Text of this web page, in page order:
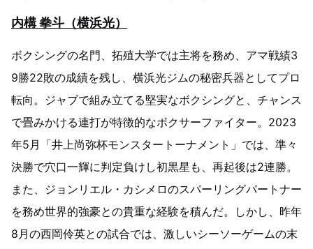
内構 拳斗（横浜光）
ボクシングの名門、拓殖大学では主将を務め、アマ戦績3
9勝22敗の成績を残し、横浜光ジムの秘密兵器としてプロ
転向。ジャブで組み立てる堅実なボクシングと、チャンス
で畳みかける連打が特徴的なボクサーファイター。2023
年5月「井上尚弥杯モンスタートーナメント」では、準々
決勝で穴口一輝に判定負けし初黒星も、再起後は2連勝。
また、ジョンリエル・カシメロのスパーリングパートナー
を務め世界的強豪との貴重な経験を積んだ。しかし、昨年
8月の西岡伶英との試合では、激しいシーソーゲームの末